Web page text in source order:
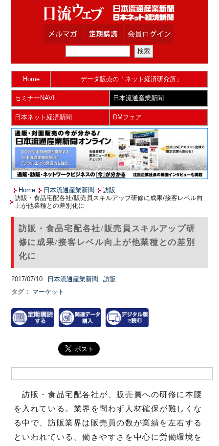
Home データ販売の「ネット経済研究所」
セミナーNAVI 日本流通産業新聞
日本ネット経済新聞 DMフェア
Home 日本流通産業新聞
訪販
訪販・食品宅配各社/販売員スキルアップ研修に成果/接客レベル向
上が他業種との差別化に
訪販・食品宅配各社/販売員スキルアップ研
修に成果/接客レベル向上が他業種との差別
化に
2017/07/10 日本流通産業新聞
訪販
タグ：
マーケット
訪販・食品宅配各社が、販売員への研修に本腰
を入れている。業界を問わず人材確保が難しくな
る中で、訪販業界は販売員の数が業績を左右する
といわれている。働きやすさを中心に労働環境を